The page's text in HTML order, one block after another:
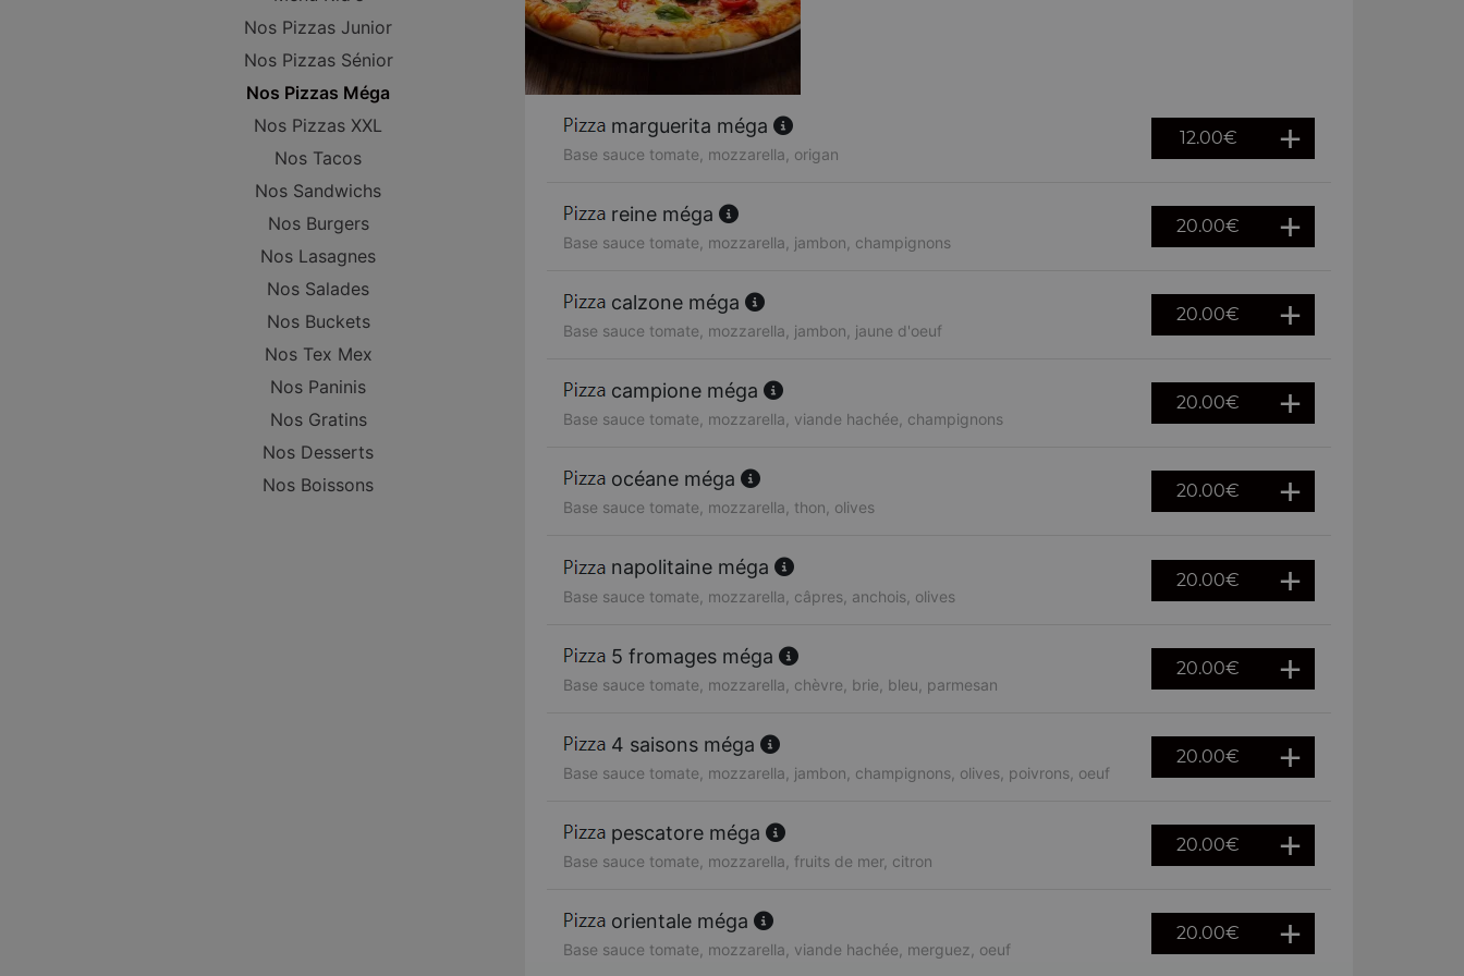
Nos Pizzas Junior
Nos Pizzas Sénior
Nos Pizzas Méga
Nos Pizzas XXL
Nos Tacos
Nos Sandwichs
Nos Burgers
Nos Lasagnes
Nos Salades
Nos Buckets
Nos Tex Mex
Nos Paninis
Nos Gratins
Nos Desserts
Nos Boissons
marguerita méga
Base sauce tomate, mozzarella, origan
12.00€
reine méga
Base sauce tomate, mozzarella, jambon, champignons
20.00€
calzone méga
Base sauce tomate, mozzarella, jambon, jaune d'oeuf
20.00€
campione méga
Base sauce tomate, mozzarella, viande hachée, champignons
20.00€
océane méga
Base sauce tomate, mozzarella, thon, olives
20.00€
napolitaine méga
Base sauce tomate, mozzarella, câpres, anchois, olives
20.00€
5 fromages méga
Base sauce tomate, mozzarella, chèvre, brie, bleu, parmesan
20.00€
4 saisons méga
Base sauce tomate, mozzarella, jambon, champignons, olives, poivrons, oeuf
20.00€
pescatore méga
Base sauce tomate, mozzarella, fruits de mer, citron
20.00€
orientale méga
Base sauce tomate, mozzarella, viande hachée, merguez, oeuf
20.00€